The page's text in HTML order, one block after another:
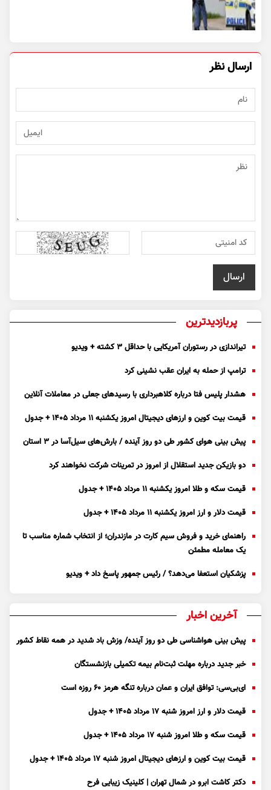
ارسال نظر
پربازدیدترین
تیراندازی در رستوران آمریکایی با حداقل ۳ کشته + ویدیو
ترامپ از حمله به ایران عقب نشینی کرد
هشدار پلیس فتا درباره کلاهبرداری با رسید‌های جعلی در معاملات آنلاین
قیمت بیت کوین و ارز‌های دیجیتال امروز یکشنبه ۱۱ مرداد ۱۴۰۵ + جدول
پیش بینی هوای کشور طی دو روز آینده / بارش‌های سیل‌آسا در ۳ استان
دو بازیکن جدید استقلال از امروز در تمرینات شرکت نخواهند کرد
قیمت سکه و طلا امروز یکشنبه ۱۱ مرداد ۱۴۰۵ + جدول
قیمت دلار و ارز امروز یکشنبه ۱۱ مرداد ۱۴۰۵ + جدول
راهنمای خرید و فروش سیم کارت در مازندران؛ از انتخاب شماره مناسب تا
یک معامله مطمئن
پزشکیان استعفا می‌دهد؟ / رئیس جمهور پاسخ داد + ویدیو
آخرین اخبار
پیش بینی هواشناسی طی دو روز آینده/ وزش باد شدید در همه نقاط کشور
خبر جدید درباره مهلت ثبت‌نام بیمه تکمیلی بازنشستگان
ای‌بی‌سی: توافق ایران و عمان درباره تنگه هرمز ۶۰ روزه است
قیمت دلار و ارز امروز شنبه ۱۷ مرداد ۱۴۰۵ + جدول
قیمت سکه و طلا امروز شنبه ۱۷ مرداد ۱۴۰۵ + جدول
قیمت بیت کوین و ارز‌های دیجیتال امروز شنبه ۱۷ مرداد ۱۴۰۵ + جدول
دکتر کاشت ابرو در شمال تهران | کلینیک زیبایی فرح